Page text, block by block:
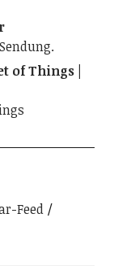
of Things |
Feed